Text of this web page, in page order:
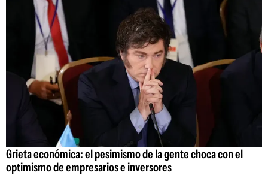
Grieta económica: el pesimismo de la gente choca con el
optimismo de empresarios e inversores